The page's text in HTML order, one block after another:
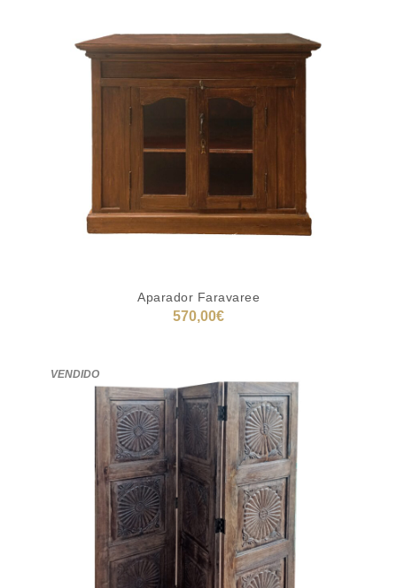
Aparador Faravaree
570,00€
VENDIDO